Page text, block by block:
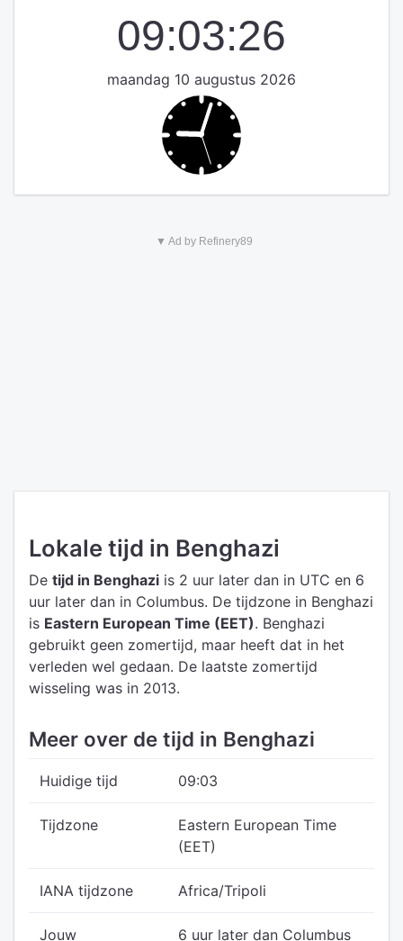
09:03:27
maandag 10 augustus 2026
▼ Ad by Refinery89
Lokale tijd in Benghazi
De tijd in Benghazi is 2 uur later dan in UTC en 6
uur later dan in Columbus. De tijdzone in Benghazi
is Eastern European Time (EET). Benghazi
gebruikt geen zomertijd, maar heeft dat in het
verleden wel gedaan. De laatste zomertijd
wisseling was in 2013.
Meer over de tijd in Benghazi
Huidige tijd 09:03
Tijdzone
Eastern European Time
(EET)
IANA tijdzone Africa/Tripoli
Jouw
6 uur later dan Columbus